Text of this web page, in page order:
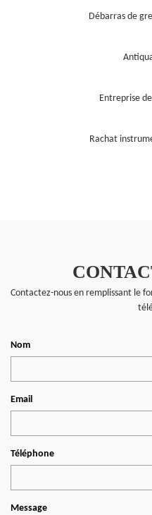
Débarras de
Entreprise
Rachat
Contactez-nous en remplissant le
Nom
Email
Téléphone
Message